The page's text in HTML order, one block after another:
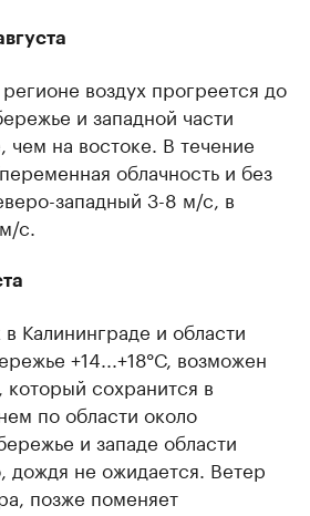
воздух прогреется до
и западной части
чем на востоке. В течение
облачность и без
западный 3-8 м/с, в
с.
Калининграде и области
+14...+18°С, возможен
сохранится в
по области около
и западе области
дождя не ожидается. Ветер
позже поменяет